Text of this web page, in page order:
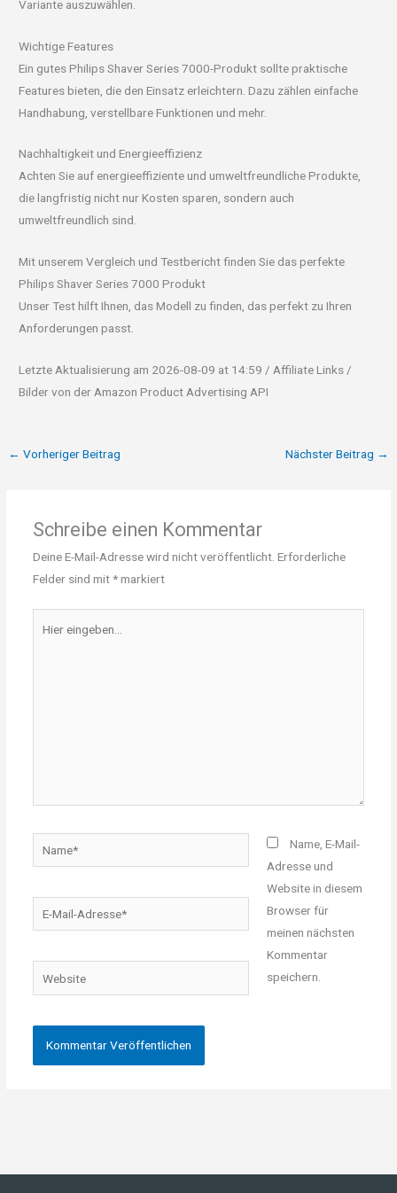
Variante auszuwählen.
Wichtige Features
Ein gutes Philips Shaver Series 7000-Produkt sollte praktische
Features bieten, die den Einsatz erleichtern. Dazu zählen einfache
Handhabung, verstellbare Funktionen und mehr.
Nachhaltigkeit und Energieeffizienz
Achten Sie auf energieeffiziente und umweltfreundliche Produkte,
die langfristig nicht nur Kosten sparen, sondern auch
umweltfreundlich sind.
Mit unserem Vergleich und Testbericht finden Sie das perfekte
Philips Shaver Series 7000 Produkt
Unser Test hilft Ihnen, das Modell zu finden, das perfekt zu Ihren
Anforderungen passt.
Letzte Aktualisierung am 2026-08-09 at 14:59 / Affiliate Links /
Bilder von der Amazon Product Advertising API
← Vorheriger Beitrag Nächster Beitrag →
Schreibe einen Kommentar
Deine E-Mail-Adresse wird nicht veröffentlicht. Erforderliche
Felder sind mit*markiert
eingeben…
Mail-
Website
Name, E-Mail-
Adresse und
Website in diesem
Browser für
meinen nächsten
Kommentar
speichern.